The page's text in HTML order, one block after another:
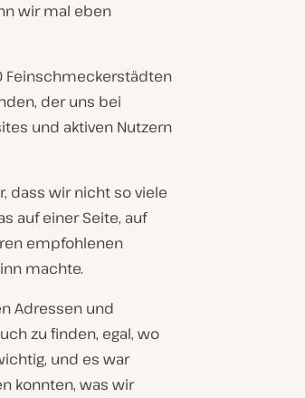
wir mal eben
Feinschmeckerstädten
der uns bei
und aktiven Nutzern
dass wir nicht so viele
auf einer Seite, auf
empfohlenen
machte.
Adressen und
zu finden, egal, wo
und es war
konnten, was wir